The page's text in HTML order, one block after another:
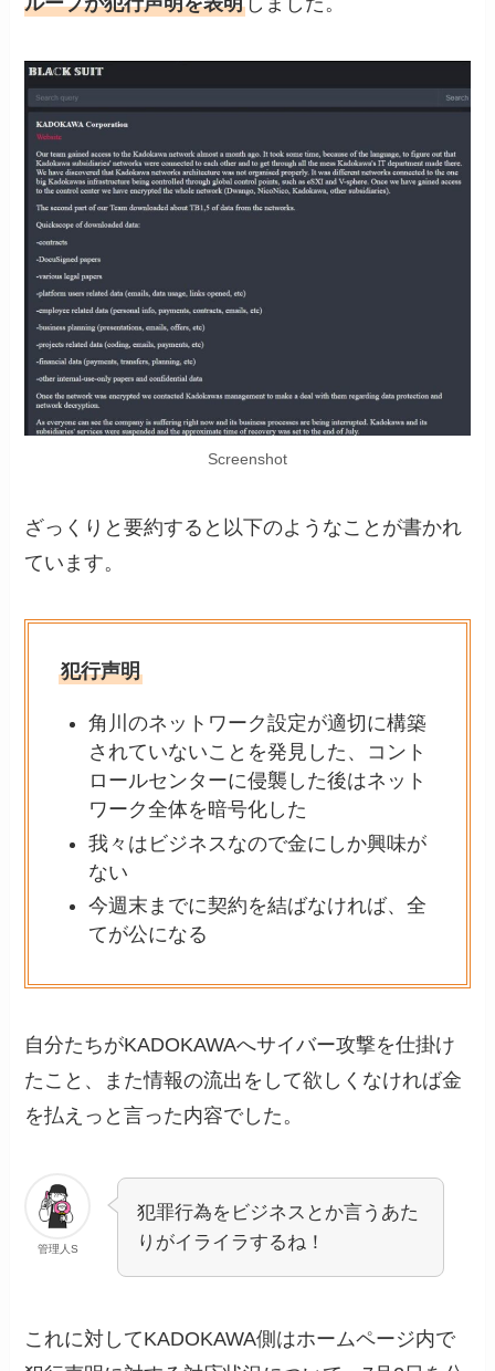
Screenshot
ざっくりと要約すると以下のようなことが書かれ
ています。
犯行声明
角川のネットワーク設定が適切に構築
されていないことを発見した、コント
ロールセンターに侵襲した後はネット
ワーク全体を暗号化した
我々はビジネスなので金にしか興味が
ない
今週末までに契約を結ばなければ、全
てが公になる
自分たちがKADOKAWAへサイバー攻撃を仕掛け
たこと、また情報の流出をして欲しくなければ金
を払えっと言った内容でした。
管理人S
犯罪行為をビジネスとか言うあた
りがイライラするね！
これに対してKADOKAWA側はホームページ内で